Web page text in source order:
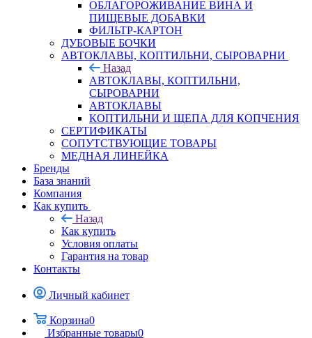
ОБЛАГОРОЖИВАНИЕ ВИНА И
ПИЩЕВЫЕ ДОБАВКИ
ФИЛЬТР-КАРТОН
ДУБОВЫЕ БОЧКИ
АВТОКЛАВЫ, КОПТИЛЬНИ, СЫРОВАРНИ
Назад
АВТОКЛАВЫ, КОПТИЛЬНИ,
СЫРОВАРНИ
АВТОКЛАВЫ
КОПТИЛЬНИ И ЩЕПА ДЛЯ КОПЧЕНИЯ
СЕРТИФИКАТЫ
СОПУТСТВУЮЩИЕ ТОВАРЫ
МЕДНАЯ ЛИНЕЙКА
Бренды
База знаний
Компания
Как купить
Назад
Как купить
Условия оплаты
Гарантия на товар
Контакты
Личный кабинет
Корзина0
Избранные товары0